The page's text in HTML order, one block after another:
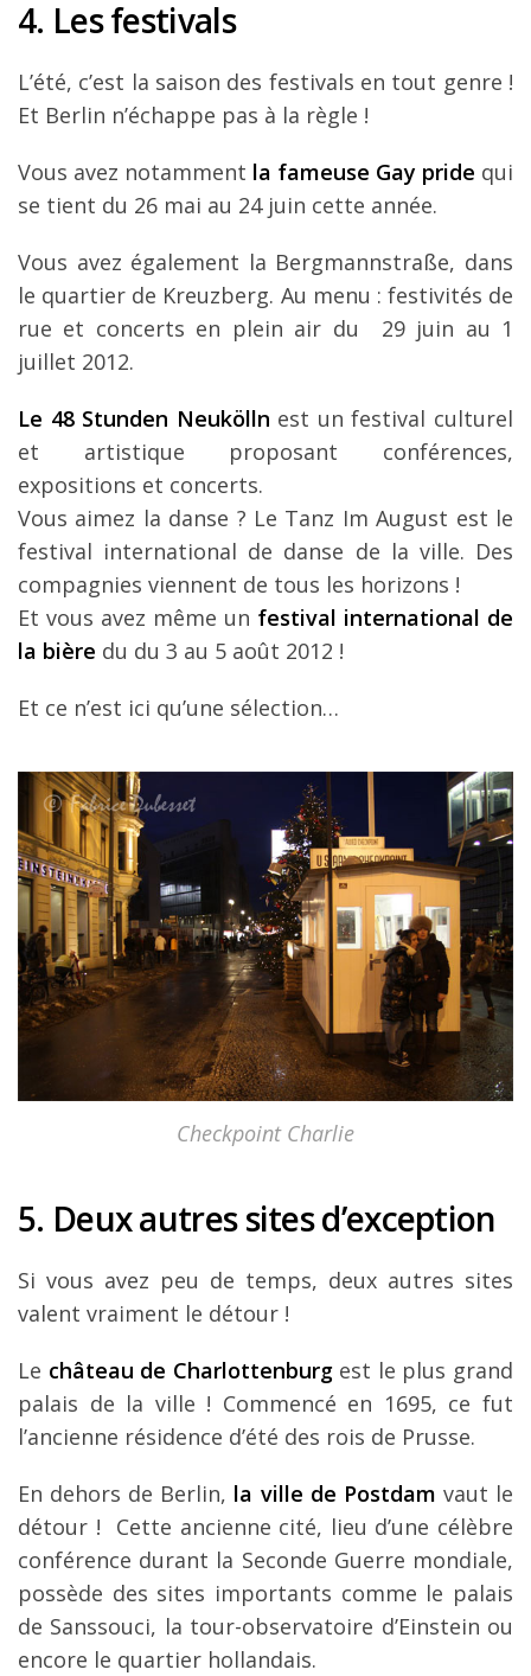
4. Les festivals
L’été, c’est la saison des festivals en tout genre !
Et Berlin n’échappe pas à la règle !
Vous avez notamment la fameuse Gay pride qui
se tient du 26 mai au 24 juin cette année.
Vous avez également la Bergmannstraße, dans
le quartier de Kreuzberg. Au menu : festivités de
rue et concerts en plein air du 29 juin au 1
juillet 2012.
Le 48 Stunden Neukölln est un festival culturel
et artistique proposant conférences,
expositions et concerts.
Vous aimez la danse ? Le Tanz Im August est le
festival international de danse de la ville. Des
compagnies viennent de tous les horizons !
Et vous avez même un festival international de
la bière du du 3 au 5 août 2012 !
Et ce n’est ici qu’une sélection…
Checkpoint Charlie
5. Deux autres sites d’exception
Si vous avez peu de temps, deux autres sites
valent vraiment le détour !
Le château de Charlottenburgest le plus grand
palais de la ville ! Commencé en 1695, ce fut
l’ancienne résidence d’été des rois de Prusse.
En dehors de Berlin, la ville de Postdam vaut le
détour ! Cette ancienne cité, lieu d’une célèbre
conférence durant la Seconde Guerre mondiale,
possède des sites importants comme le palais
de Sanssouci, la tour-observatoire d’Einstein ou
encore le quartier hollandais.